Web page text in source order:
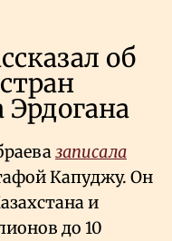
об
Эрдогана
записала
Капуджу. Он
и
до 10